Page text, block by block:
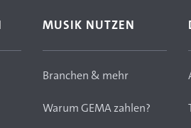
MUSIK NUTZEN
Branchen & mehr
Warum GEMA zahlen?